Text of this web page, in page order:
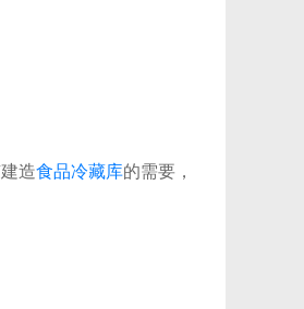
造食品冷藏库的需要，